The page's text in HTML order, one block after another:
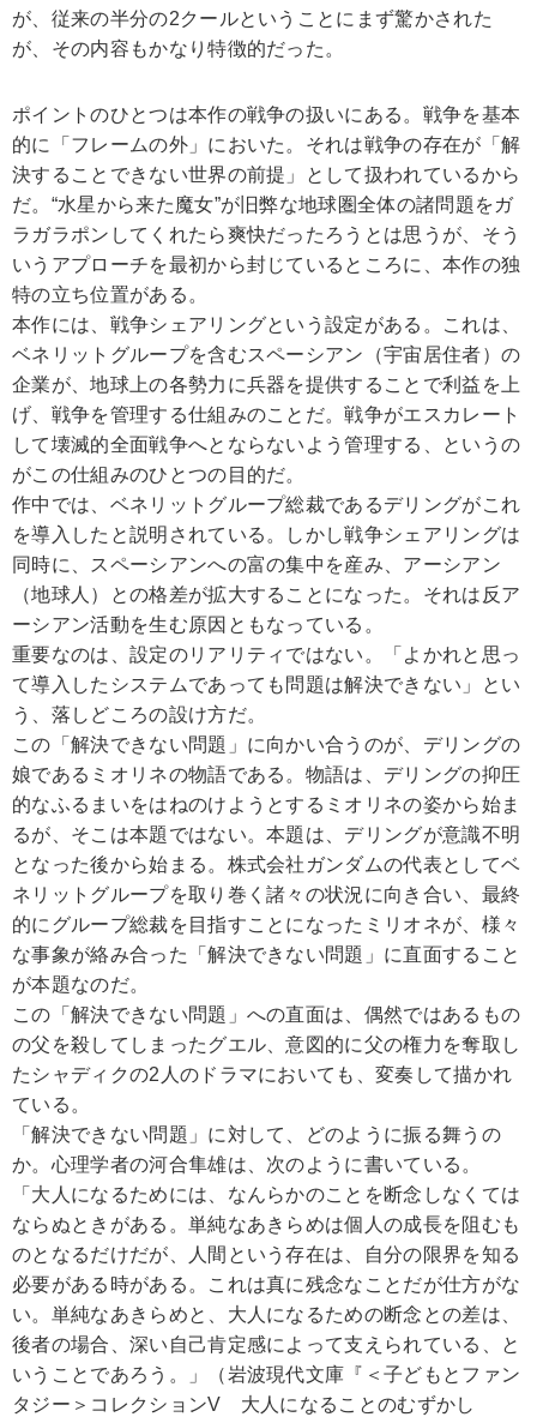
が、従来の半分の2クールということにまず驚かされた
が、その内容もかなり特徴的だった。
ポイントのひとつは本作の戦争の扱いにある。戦争を基本
的に「フレームの外」においた。それは戦争の存在が「解
決することできない世界の前提」として扱われているから
だ。“水星から来た魔女”が旧弊な地球圏全体の諸問題をガ
ラガラポンしてくれたら爽快だったろうとは思うが、そう
いうアプローチを最初から封じているところに、本作の独
特の立ち位置がある。
本作には、戦争シェアリングという設定がある。これは、
ベネリットグループを含むスペーシアン（宇宙居住者）の
企業が、地球上の各勢力に兵器を提供することで利益を上
げ、戦争を管理する仕組みのことだ。戦争がエスカレート
して壊滅的全面戦争へとならないよう管理する、というの
がこの仕組みのひとつの目的だ。
作中では、ベネリットグループ総裁であるデリングがこれ
を導入したと説明されている。しかし戦争シェアリングは
同時に、スペーシアンへの富の集中を産み、アーシアン
（地球人）との格差が拡大することになった。それは反ア
ーシアン活動を生む原因ともなっている。
重要なのは、設定のリアリティではない。「よかれと思っ
て導入したシステムであっても問題は解決できない」とい
う、落しどころの設け方だ。
この「解決できない問題」に向かい合うのが、デリングの
娘であるミオリネの物語である。物語は、デリングの抑圧
的なふるまいをはねのけようとするミオリネの姿から始ま
るが、そこは本題ではない。本題は、デリングが意識不明
となった後から始まる。株式会社ガンダムの代表としてベ
ネリットグループを取り巻く諸々の状況に向き合い、最終
的にグループ総裁を目指すことになったミリオネが、様々
な事象が絡み合った「解決できない問題」に直面すること
が本題なのだ。
この「解決できない問題」への直面は、偶然ではあるもの
の父を殺してしまったグエル、意図的に父の権力を奪取し
たシャディクの2人のドラマにおいても、変奏して描かれ
ている。
「解決できない問題」に対して、どのように振る舞うの
か。心理学者の河合隼雄は、次のように書いている。
「大人になるためには、なんらかのことを断念しなくては
ならぬときがある。単純なあきらめは個人の成長を阻むも
のとなるだけだが、人間という存在は、自分の限界を知る
必要がある時がある。これは真に残念なことだが仕方がな
い。単純なあきらめと、大人になるための断念との差は、
後者の場合、深い自己肯定感によって支えられている、と
いうことであろう。」（岩波現代文庫『＜子どもとファン
タジー＞コレクションV 大人になることのむずかし